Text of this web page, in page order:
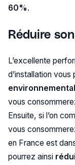
60%.
Réduire
L’excellente
d’installation vous
vous
Ensuite, si l’on
vous
en France est
pourrez ainsi